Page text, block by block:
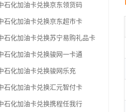
石化加油卡兑换京东领货码
石化加油卡兑换京东超市卡
石化加油卡兑换苏宁易购礼品卡
石化加油卡兑换骏网一卡通
石化加油卡兑换骏网乐充
石化加油卡兑换汇元智付卡
石化加油卡兑换携程任我行